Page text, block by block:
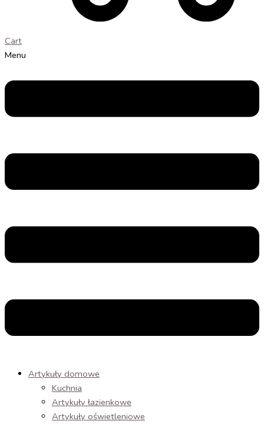
Cart
Menu
Artykuły domowe
Kuchnia
Artykuły łazienkowe
Artykuły oświetleniowe